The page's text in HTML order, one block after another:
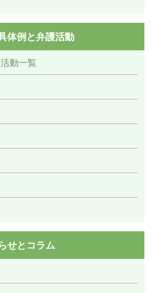
体例と弁護活動
動一覧
せとコラム